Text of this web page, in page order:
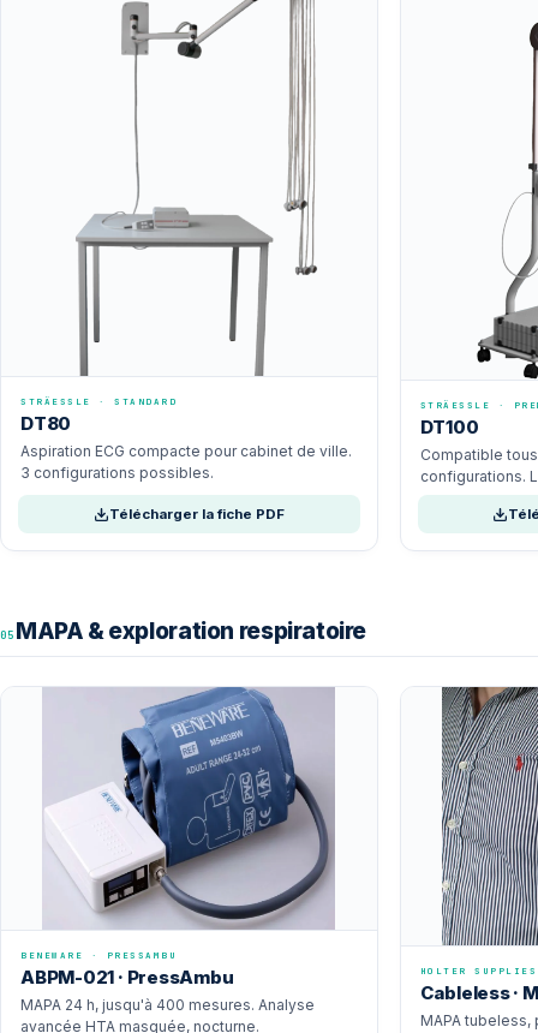
STRÄESSLE · STANDARD
DT80
Aspiration ECG compacte pour cabinet de ville.
3 configurations possibles.
Télécharger la fiche PDF
STRÄESSLE ·
DT100
Compatible
configurations.
05 MAPA & exploration respiratoire
BENEWARE · PRESSAMBU
ABPM-021 · PressAmbu
MAPA 24 h, jusqu'à 400 mesures. Analyse
avancée HTA masquée, nocturne.
HOLTER SUPPLIES
Cableless ·
MAPA